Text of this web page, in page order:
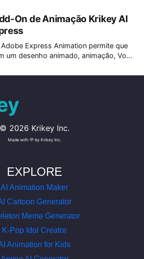
especiais de animação para
jornada criativa hoje!
On de Animação Krikey AI
Express Animation permite que
um desenho animado, animação, Voz
o seu projeto Adobe Express
© 2026 Krikey Inc.
Made with 💜 by Krikey Inc.
EXPLORE
AI Animation Maker
Cartoon Generator
Meme Generator
K-Pop Idol Creator
Animation for Kids